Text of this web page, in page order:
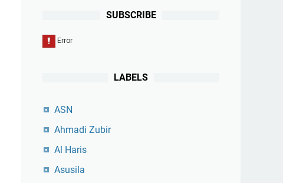
SUBSCRIBE
LABELS
ASN
Ahmadi Zubir
Al Haris
Asusila